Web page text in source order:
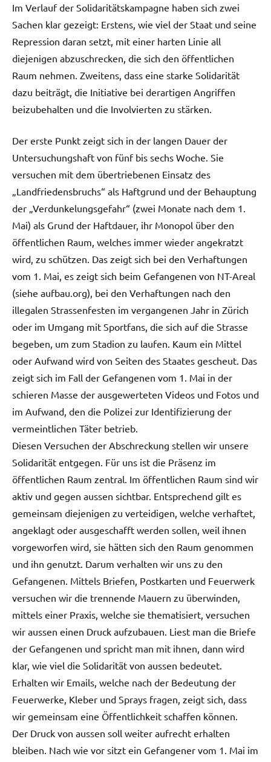
Im Verlauf der Solidaritätskampagne haben sich zwei
Sachen klar gezeigt: Erstens, wie viel der Staat und seine
Repression daran setzt, mit einer harten Linie all
diejenigen abzuschrecken, die sich den öffentlichen
Raum nehmen. Zweitens, dass eine starke Solidarität
dazu beiträgt, die Initiative bei derartigen Angriffen
beizubehalten und die Involvierten zu stärken.
Der erste Punkt zeigt sich in der langen Dauer der
Untersuchungshaft von fünf bis sechs Woche. Sie
versuchen mit dem übertriebenen Einsatz des
„Landfriedensbruchs“ als Haftgrund und der Behauptung
der „Verdunkelungsgefahr“ (zwei Monate nach dem 1.
Mai) als Grund der Haftdauer, ihr Monopol über den
öffentlichen Raum, welches immer wieder angekratzt
wird, zu schützen. Das zeigt sich bei den Verhaftungen
vom 1. Mai, es zeigt sich beim Gefangenen von NT-Areal
(siehe aufbau.org), bei den Verhaftungen nach den
illegalen Strassenfesten im vergangenen Jahr in Zürich
oder im Umgang mit Sportfans, die sich auf die Strasse
begeben, um zum Stadion zu laufen. Kaum ein Mittel
oder Aufwand wird von Seiten des Staates gescheut. Das
zeigt sich im Fall der Gefangenen vom 1. Mai in der
schieren Masse der ausgewerteten Videos und Fotos und
im Aufwand, den die Polizei zur Identifizierung der
vermeintlichen Täter betrieb.
Diesen Versuchen der Abschreckung stellen wir unsere
Solidarität entgegen. Für uns ist die Präsenz im
öffentlichen Raum zentral. Im öffentlichen Raum sind wir
aktiv und gegen aussen sichtbar. Entsprechend gilt es
gemeinsam diejenigen zu verteidigen, welche verhaftet,
angeklagt oder ausgeschafft werden sollen, weil ihnen
vorgeworfen wird, sie hätten sich den Raum genommen
und ihn genutzt. Darum verhalten wir uns zu den
Gefangenen. Mittels Briefen, Postkarten und Feuerwerk
versuchen wir die trennende Mauern zu überwinden,
mittels einer Praxis, welche sie thematisiert, versuchen
wir aussen einen Druck aufzubauen. Liest man die Briefe
der Gefangenen und spricht man mit ihnen, dann wird
klar, wie viel die Solidarität von aussen bedeutet.
Erhalten wir Emails, welche nach der Bedeutung der
Feuerwerke, Kleber und Sprays fragen, zeigt sich, dass
wir gemeinsam eine Öffentlichkeit schaffen können.
Der Druck von aussen soll weiter aufrecht erhalten
bleiben. Nach wie vor sitzt ein Gefangener vom 1. Mai im